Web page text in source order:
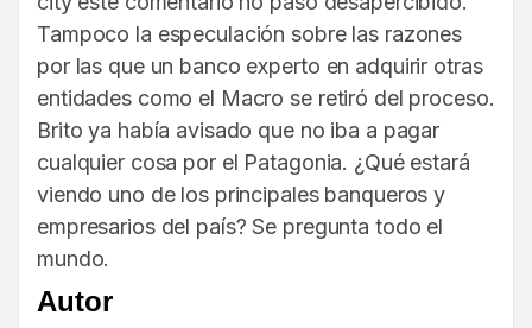
Tampoco la especulación sobre las razones
por las que un banco experto en adquirir otras
entidades como el Macro se retiró del proceso.
Brito ya había avisado que no iba a pagar
cualquier cosa por el Patagonia. ¿Qué estará
viendo uno de los principales banqueros y
empresarios del país? Se pregunta todo el
mundo.
Autor